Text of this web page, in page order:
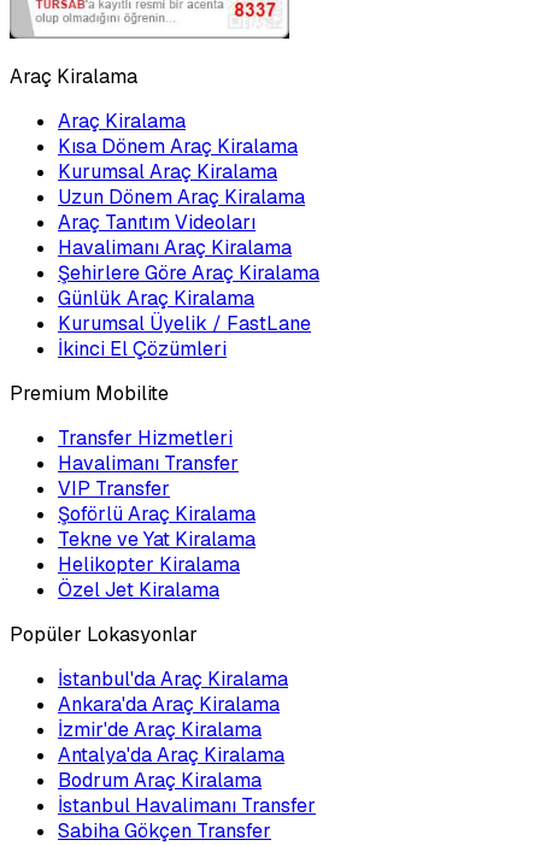
Araç Kiralama
Araç Kiralama
Kısa Dönem Araç Kiralama
Kurumsal Araç Kiralama
Uzun Dönem Araç Kiralama
Araç Tanıtım Videoları
Havalimanı Araç Kiralama
Şehirlere Göre Araç Kiralama
Günlük Araç Kiralama
Kurumsal Üyelik / FastLane
İkinci El Çözümleri
Premium Mobilite
Transfer Hizmetleri
Havalimanı Transfer
VIP Transfer
Şoförlü Araç Kiralama
Tekne ve Yat Kiralama
Helikopter Kiralama
Özel Jet Kiralama
Popüler Lokasyonlar
İstanbul'da Araç Kiralama
Ankara'da Araç Kiralama
İzmir'de Araç Kiralama
Antalya'da Araç Kiralama
Bodrum Araç Kiralama
İstanbul Havalimanı Transfer
Sabiha Gökçen Transfer